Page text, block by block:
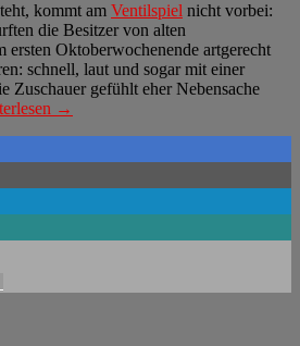
kommt am Ventilspiel nicht vorbei:
die Besitzer von alten
ersten Oktoberwochenende artgerecht
schnell, laut und sogar mit einer
Zuschauer gefühlt eher Nebensache
→